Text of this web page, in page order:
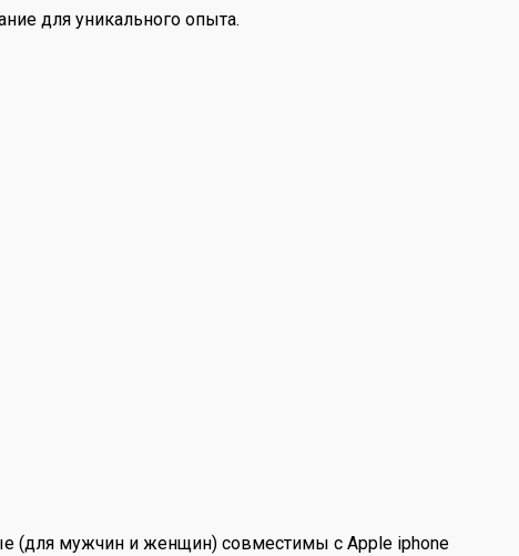
для уникального опыта.
(для мужчин и женщин) совместимы с Apple iphone